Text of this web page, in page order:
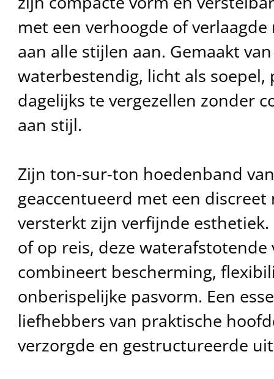
met een verhoogde of
aan alle stijlen aan. Gemaakt
waterbestendig, licht als soepel,
dagelijks te vergezellen zonder
aan stijl.
Zijn ton-sur-ton hoedenband
geaccentueerd met een discreet
versterkt zijn verfijnde
of op reis, deze
combineert bescherming,
onberispelijke pasvorm. Een
liefhebbers van praktische
verzorgde en gestructureerde